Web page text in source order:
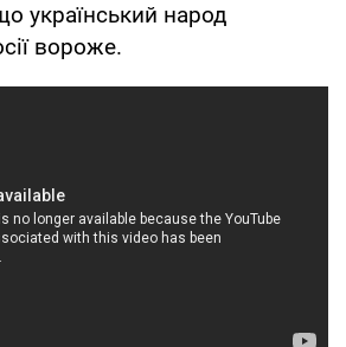
український народ
вороже.